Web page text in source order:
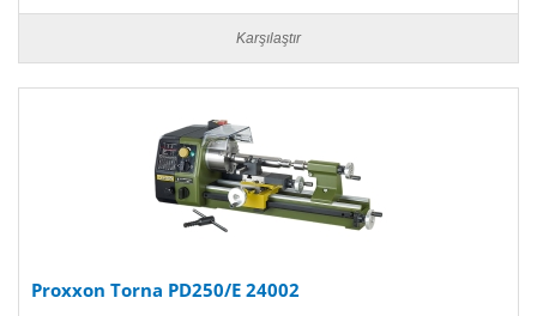
Karşılaştır
Proxxon Torna PD250/E 24002